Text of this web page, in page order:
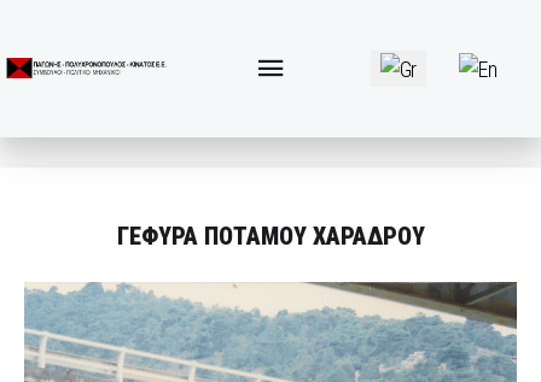
Επιλέξτε τη γλώσσα
ΓΕΦΥΡΑ ΠΟΤΑΜΟΥ ΧΑΡΑΔΡΟΥ